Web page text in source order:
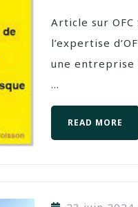
Article sur
l’expertise
une entreprise
...
READ MORE